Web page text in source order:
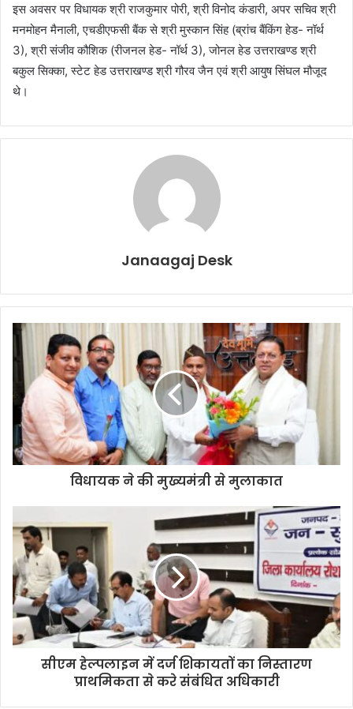
इस अवसर पर विधायक श्री राजकुमार पोरी, श्री विनोद कंडारी, अपर सचिव श्री
मनमोहन मैनाली, एचडीएफसी बैंक से श्री मुस्कान सिंह (ब्रांच बैंकिंग हेड- नॉर्थ
3), श्री संजीव कौशिक (रीजनल हेड- नॉर्थ 3), जोनल हेड उत्तराखण्ड श्री
बकुल सिक्का, स्टेट हेड उत्तराखण्ड श्री गौरव जैन एवं श्री आयुष सिंघल मौजूद
थे।
Janaagaj Desk
विधायक ने की मुख्यमंत्री से मुलाकात
सीएम हेल्पलाइन में दर्ज शिकायतों का निस्तारण
प्राथमिकता से करे संबंधित अधिकारी